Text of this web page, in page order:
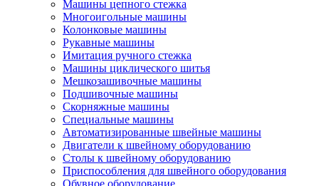
Машины цепного стежка
Многоигольные машины
Колонковые машины
Рукавные машины
Имитация ручного стежка
Машины циклического шитья
Мешкозашивочные машины
Подшивочные машины
Скорняжные машины
Специальные машины
Автоматизированные швейные машины
Двигатели к швейному оборудованию
Столы к швейному оборудованию
Приспособления для швейного оборудования
Обувное оборудование